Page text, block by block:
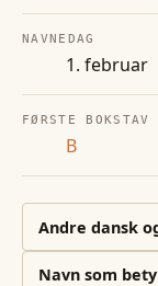
NAVNEDAG
1. februar
FØRSTE BOKSTAV
B
Andre dansk
Navn som